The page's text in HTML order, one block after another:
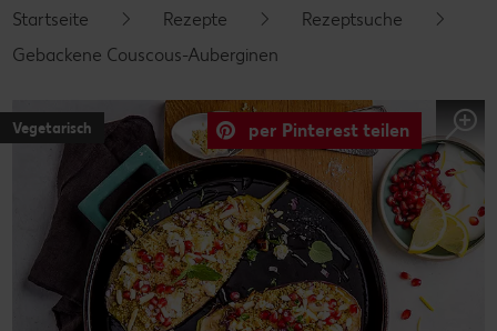
Schwebender Seitenbereich
Startseite Rezepte
Rezeptsuche
Gebackene Couscous-Auberginen
Vegetarisch per Pinterest teilen